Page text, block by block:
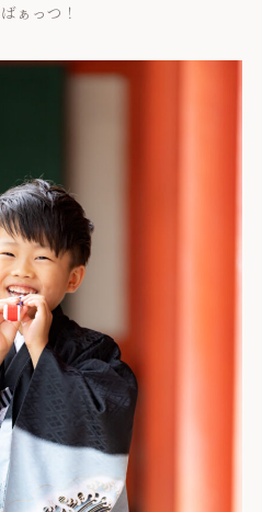
ぁっつ！